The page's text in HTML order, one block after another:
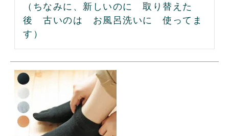
（ちなみに、新しいのに　取り替えた
後　古いのは　お風呂洗いに　使ってま
す）